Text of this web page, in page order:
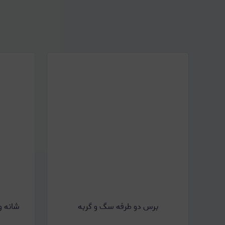
برس دو طرفه سگ و گربه
شانه